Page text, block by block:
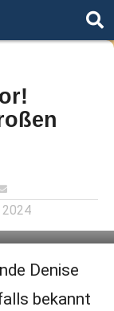
Denise
bekannt